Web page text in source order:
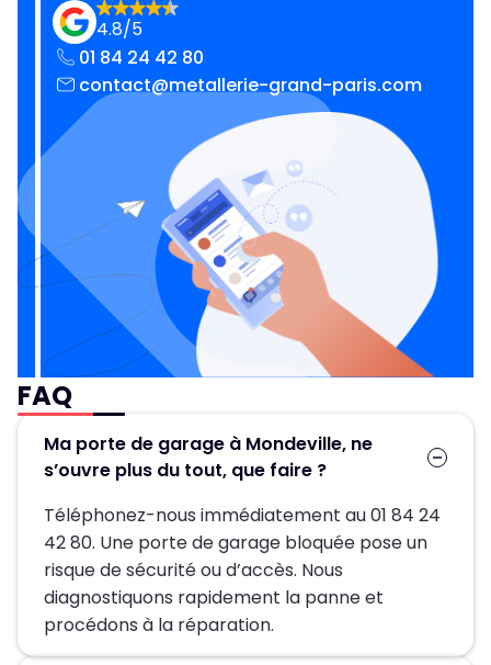
4.8/5
01 84 24 42 80
contact@metallerie-grand-paris.com
FAQ
Ma porte de garage à Mondeville, ne
s’ouvre plus du tout, que faire ?
Téléphonez-nous immédiatement au 01 84 24
42 80. Une porte de garage bloquée pose un
risque de sécurité ou d’accès. Nous
diagnostiquons rapidement la panne et
procédons à la réparation.